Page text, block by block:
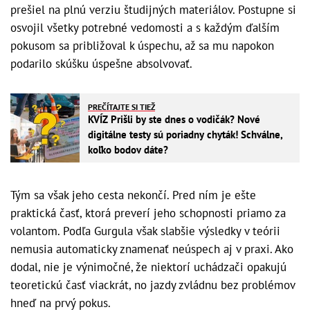
prešiel na plnú verziu študijných materiálov. Postupne si
osvojil všetky potrebné vedomosti a s každým ďalším
pokusom sa približoval k úspechu, až sa mu napokon
podarilo skúšku úspešne absolvovať.
PREČÍTAJTE SI TIEŽ
KVÍZ Prišli by ste dnes o vodičák? Nové
digitálne testy sú poriadny chyták! Schválne,
koľko bodov dáte?
Tým sa však jeho cesta nekončí. Pred ním je ešte
praktická časť, ktorá preverí jeho schopnosti priamo za
volantom. Podľa Gurgula však slabšie výsledky v teórii
nemusia automaticky znamenať neúspech aj v praxi. Ako
dodal, nie je výnimočné, že niektorí uchádzači opakujú
teoretickú časť viackrát, no jazdy zvládnu bez problémov
hneď na prvý pokus.